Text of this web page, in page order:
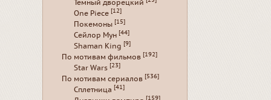
Темный дворецкий
One Piece [12]
Покемоны [15]
Сейлор Мун [44]
Shaman King [9]
По мотивам фильмов [192]
Star Wars [23]
По мотивам сериалов [536]
Сплетница [41]
[159]